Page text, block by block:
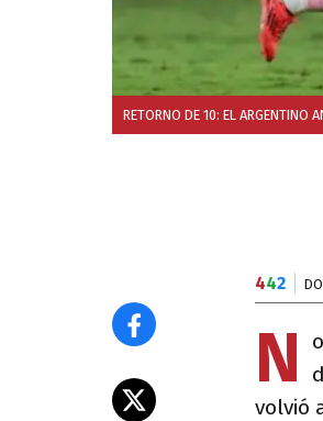
RETORNO DE 10: EL ARGENTINO
442
N
volvió